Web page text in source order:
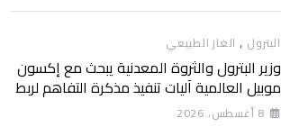
البترول , الغاز الطبيعي
وزير البترول والثروة المعدنية يبحث مع إكسون
موبيل العالمية آليات تنفيذ مذكرة التفاهم لربط
اكتشافات الشركة في قبرص بالبنية التحتية
8 أغسطس، 2026